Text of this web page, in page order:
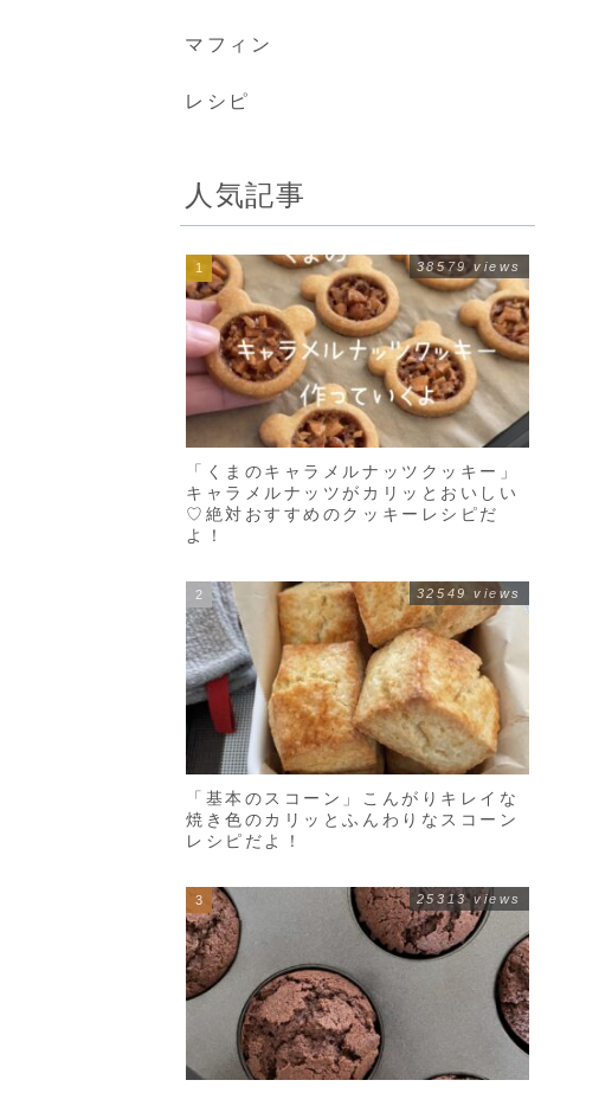
マフィン
レシピ
人気記事
「くまのキャラメルナッツクッキー」
キャラメルナッツがカリッとおいしい
♡絶対おすすめのクッキーレシピだ
よ！
38579 views
「基本のスコーン」こんがりキレイな
焼き色のカリッとふんわりなスコーン
レシピだよ！
32549 views
25313 views